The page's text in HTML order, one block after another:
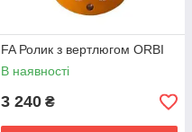
FA Ролик з вертлюгом ORBI
В наявності
3 240 ₴